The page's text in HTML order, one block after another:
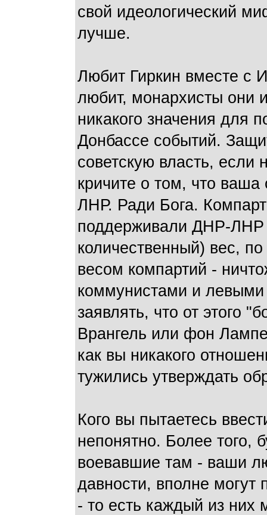
свой идеологический
лучше.
Любит Гиркин вместе с
любит, монархисты они
никакого значения для
Донбассе событий.
советскую власть,
кричите о том, что
ЛНР. Ради Бога.
поддерживали ДНР-ЛНР
количественный) вес,
весом компартий -
коммунистами и левыми
заявлять, что от этого
Врангель или фон
как вы никакого
тужились утверждать
Кого вы пытаетесь
непонятно. Более того,
воевавшие там - ваши
давности, вполне
- то есть каждый из них